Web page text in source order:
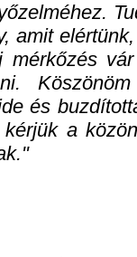
amit
mérkőzés
és
a